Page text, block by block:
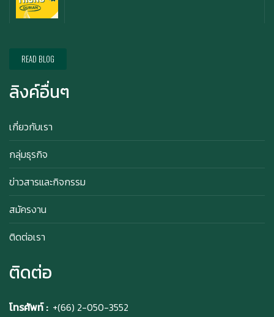
READ BLOG
ลิงค์อื่นๆ
เกี่ยวกับเรา
กลุ่มธุรกิจ
ข่าวสารและกิจกรรม
สมัครงาน
ติดต่อเรา
ติดต่อ
โทรศัพท์ : +(66) 2-050-3552